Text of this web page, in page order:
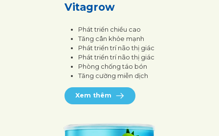
Vitagrow
Phát triển chiều cao
Tăng cân khỏe mạnh
Phát triển trí não thị giác
Phát triển trí não thị giác
Phòng chống táo bón
Tăng cường miễn dịch
Xem thêm